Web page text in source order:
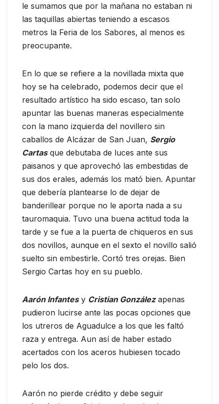
le sumamos que por la mañana no estaban ni
las taquillas abiertas teniendo a escasos
metros la Feria de los Sabores, al menos es
preocupante.
En lo que se refiere a la novillada mixta que
hoy se ha celebrado, podemos decir que el
resultado artístico ha sido escaso, tan solo
apuntar las buenas maneras especialmente
con la mano izquierda del novillero sin
caballos de Alcázar de San Juan, Sergio
Cartasque debutaba de luces ante sus
paisanos y que aprovechó las embestidas de
sus dos erales, además los mató bien. Apuntar
que debería plantearse lo de dejar de
banderillear porque no le aporta nada a su
tauromaquia. Tuvo una buena actitud toda la
tarde y se fue a la puerta de chiqueros en sus
dos novillos, aunque en el sexto el novillo salió
suelto sin embestirle. Cortó tres orejas. Bien
Sergio Cartas hoy en su pueblo.
Aarón Infantesy Cristian Gonzálezapenas
pudieron lucirse ante las pocas opciones que
los utreros de Aguadulce a los que les faltó
raza y entrega. Aun así de haber estado
acertados con los aceros hubiesen tocado
pelo los dos.
Aarón no pierde crédito y debe seguir